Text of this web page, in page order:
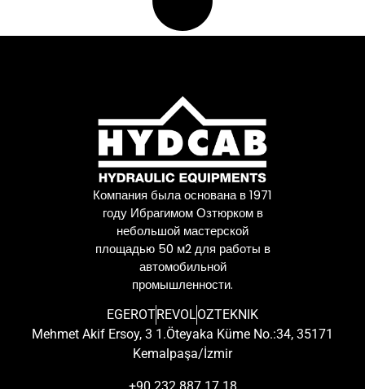
Компания была основана в 1971
году Ибрагимом Озтюрком в
небольшой мастерской
площадью 50 м2 для работы в
автомобильной
промышленности.
EGEROTREVOLOZTEKNIK
Mehmet Akif Ersoy, 3 1.Öteyaka Küme No.:34, 35171
Kemalpaşa/İzmir